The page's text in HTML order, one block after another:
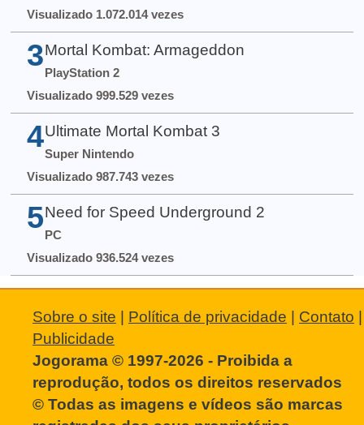
Visualizado 1.072.014 vezes
3 Mortal Kombat: Armageddon
PlayStation 2
Visualizado 999.529 vezes
4 Ultimate Mortal Kombat 3
Super Nintendo
Visualizado 987.743 vezes
5 Need for Speed Underground 2
PC
Visualizado 936.524 vezes
Sobre o site | Política de privacidade | Contato |
Publicidade
Jogorama © 1997-2026 - Proibida a
reprodução, todos os direitos reservados
© Todas as imagens e vídeos são marcas